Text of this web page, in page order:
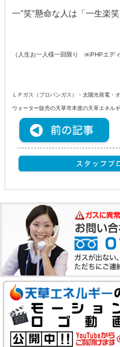
一”笑”懸命な人は「一生楽
（人生お一人様一回限り ㈱PHPエデ
ＬＰガス（プロパンガス）・太陽光発電・
ウォーター販売の天草市本渡の天草エネルギ